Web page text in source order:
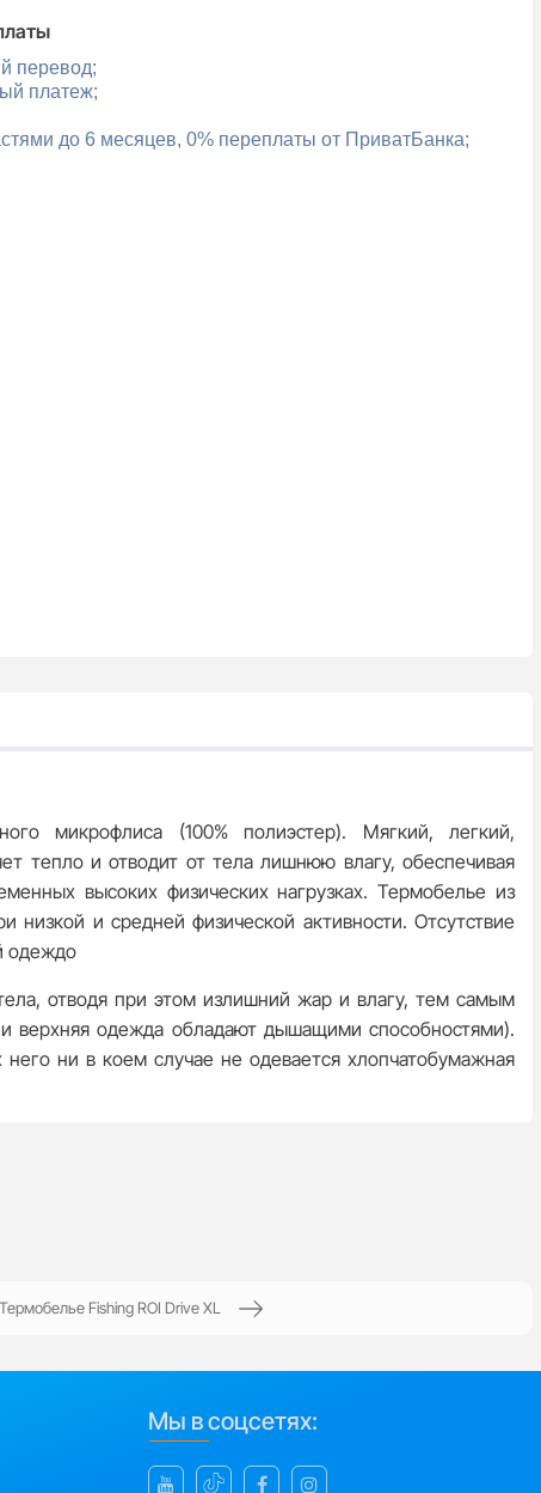
перевод;
платеж;
до 6 месяцев, 0% переплаты от ПриватБанка;
микрофлиса (100% полиэстер). Мягкий, легкий,
тепло и отводит от тела лишнюю влагу, обеспечивая
высоких физических нагрузках. Термобелье из
низкой и средней физической активности. Отсутствие
одеждо
отводя при этом излишний жар и влагу, тем самым
верхняя одежда обладают дышащими способностями).
ни в коем случае не одевается хлопчатобумажная
Термобелье Fishing ROI Drive XL
Мы в соцсетях: